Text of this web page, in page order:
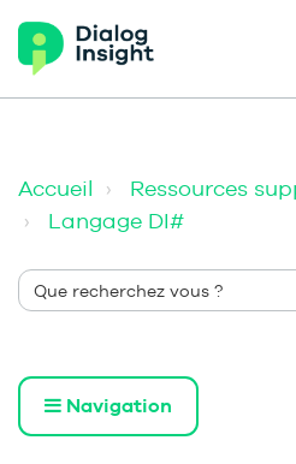
Accueil
Ressources
Langage DI#
Navigation